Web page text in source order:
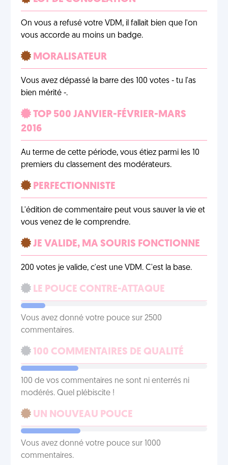
On vous a refusé votre VDM, il fallait bien que l'on
vous accorde au moins un badge.
MORALISATEUR
Vous avez dépassé la barre des 100 votes - tu l'as
bien mérité -.
TOP 500 JANVIER-FÉVRIER-MARS
2016
Au terme de cette période, vous étiez parmi les 10
premiers du classement des modérateurs.
PERFECTIONNISTE
L'édition de commentaire peut vous sauver la vie et
vous venez de le comprendre.
JE VALIDE, MA SOURIS FONCTIONNE
200 votes je valide, c'est une VDM. C'est la base.
LE POUCE CONTRE-ATTAQUE
Vous avez donné votre pouce sur 2500
commentaires.
100 COMMENTAIRES DE QUALITÉ
100 de vos commentaires ne sont ni enterrés ni
modérés. Quel plébiscite !
UN NOUVEAU POUCE
Vous avez donné votre pouce sur 1000
commentaires.